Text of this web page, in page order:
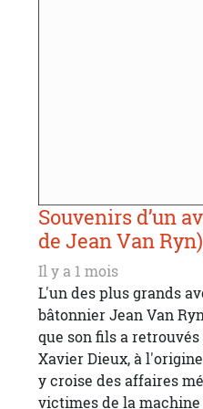
Souvenirs d’un
de Jean Van Ryn)
Il y a 1 mois
L'un des plus grands
bâtonnier Jean Van
que son fils a
Xavier Dieux, à
y croise des affaires
victimes de la